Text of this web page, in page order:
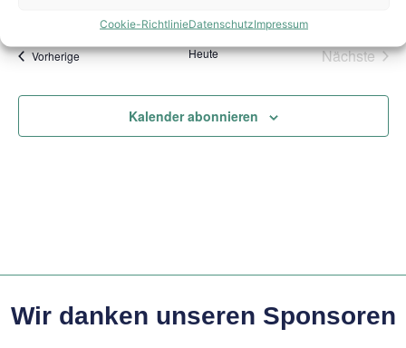
Cookie-RichtlinieDatenschutzImpressum
VorherigeVeranstaltungen Heute Nächste
Kalender abonnieren
Wir danken unseren Sponsoren